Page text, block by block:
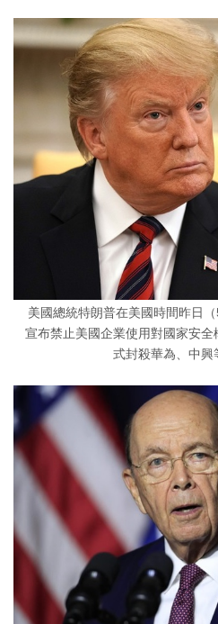
美國總統特朗普在美國時間昨日
宣布禁止美國企業使用對國家安
式封殺華為、中興